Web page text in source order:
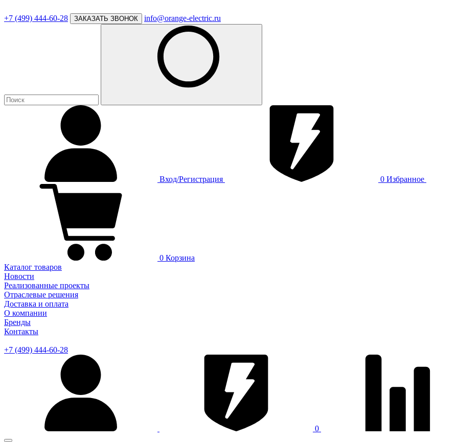
+7 (499) 444-60-28 ЗАКАЗАТЬ ЗВОНОК info@orange-electric.ru
Вход/Регистрация 0 Избранное
0 Корзина
Каталог товаров
Новости
Реализованные проекты
Отраслевые решения
Доставка и оплата
О компании
Бренды
Контакты
+7 (499) 444-60-28
0